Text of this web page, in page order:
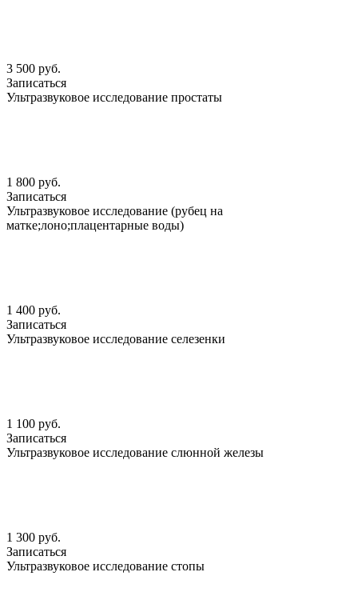
3 500 руб.
Записаться
Ультразвуковое исследование простаты
1 800 руб.
Записаться
Ультразвуковое исследование (рубец на
матке;лоно;плацентарные воды)
1 400 руб.
Записаться
Ультразвуковое исследование селезенки
1 100 руб.
Записаться
Ультразвуковое исследование слюнной железы
1 300 руб.
Записаться
Ультразвуковое исследование стопы